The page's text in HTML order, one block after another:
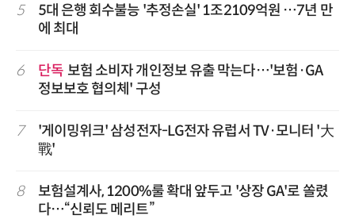
5
5대 은행 회수불능 '추정손실' 1조2109억원 …7년 만
에 최대
6 단독 보험 소비자 개인정보 유출 막는다…'보험·GA
정보보호 협의체' 구성
7
'게이밍위크' 삼성전자-LG전자 유럽서 TV·모니터 '大
戰'
8
보험설계사, 1200%룰 확대 앞두고 '상장 GA'로 쏠렸
다…“신뢰도 메리트”